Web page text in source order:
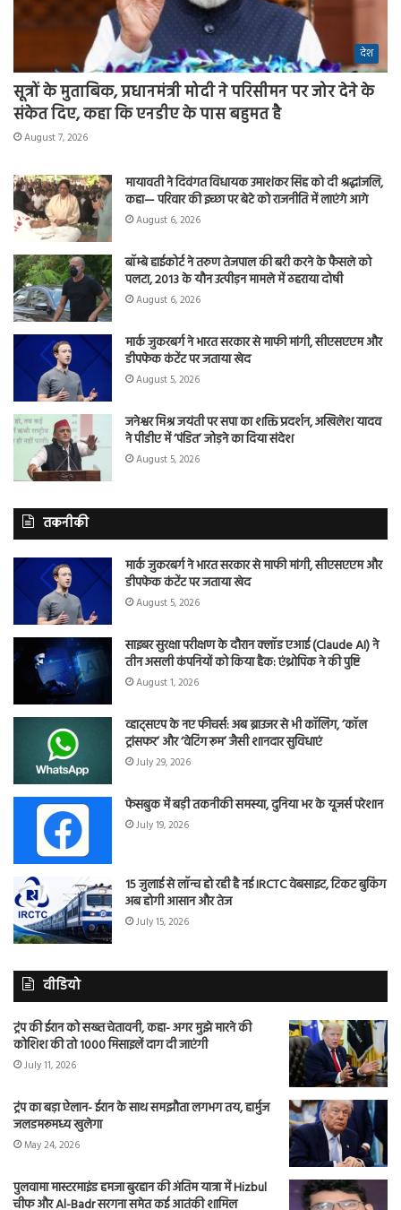
देश
सूत्रों के मुताबिक, प्रधानमंत्री मोदी ने परिसीमन पर जोर देने के
संकेत दिए, कहा कि एनडीए के पास बहुमत है
August 7, 2026
मायावती ने दिवंगत विधायक उमाशंकर सिंह को दी श्रद्धांजलि,
कहा— परिवार की इच्छा पर बेटे को राजनीति में लाएंगे आगे
August 6, 2026
बॉम्बे हाईकोर्ट ने तरुण तेजपाल की बरी करने के फैसले को
पलटा, 2013 के यौन उत्पीड़न मामले में ठहराया दोषी
August 6, 2026
मार्क जुकरबर्ग ने भारत सरकार से माफी मांगी, सीएसएएम और
डीपफेक कंटेंट पर जताया खेद
August 5, 2026
जनेश्वर मिश्र जयंती पर सपा का शक्ति प्रदर्शन, अखिलेश यादव
ने पीडीए में ‘पंडित’ जोड़ने का दिया संदेश
August 5, 2026
तकनीकी
मार्क जुकरबर्ग ने भारत सरकार से माफी मांगी, सीएसएएम और
डीपफेक कंटेंट पर जताया खेद
August 5, 2026
साइबर सुरक्षा परीक्षण के दौरान क्लॉड एआई (Claude AI) ने
तीन असली कंपनियों को किया हैक: एंथ्रोपिक ने की पुष्टि
August 1, 2026
व्हाट्सएप के नए फीचर्स: अब ब्राउजर से भी कॉलिंग, ‘कॉल
ट्रांसफर’ और ‘वेटिंग रूम’ जैसी शानदार सुविधाएं
July 29, 2026
फेसबुक में बड़ी तकनीकी समस्या, दुनिया भर के यूजर्स परेशान
July 19, 2026
15 जुलाई से लॉन्च हो रही है नई IRCTC वेबसाइट, टिकट बुकिंग
अब होगी आसान और तेज
July 15, 2026
वीडियो
ट्रंप की ईरान को सख्त चेतावनी, कहा- अगर मुझे मारने की
कोशिश की तो 1000 मिसाइलें दाग दी जाएंगी
July 11, 2026
ट्रंप का बड़ा ऐलान- ईरान के साथ समझौता लगभग तय, हार्मुज
जलडमरूमध्य खुलेगा
May 24, 2026
पुलवामा मास्टरमाइंड हमजा बुरहान की अंतिम यात्रा में Hizbul
चीफ और Al-Badr सरगना समेत कई आतंकी शामिल